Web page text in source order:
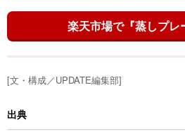
楽天市場で『蒸しプレ
[文・構成／UPDATE編集部]
出典